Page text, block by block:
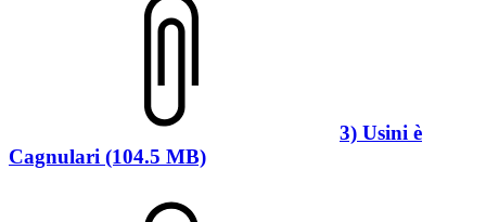
3) Usini è
Cagnulari (104.5 MB)